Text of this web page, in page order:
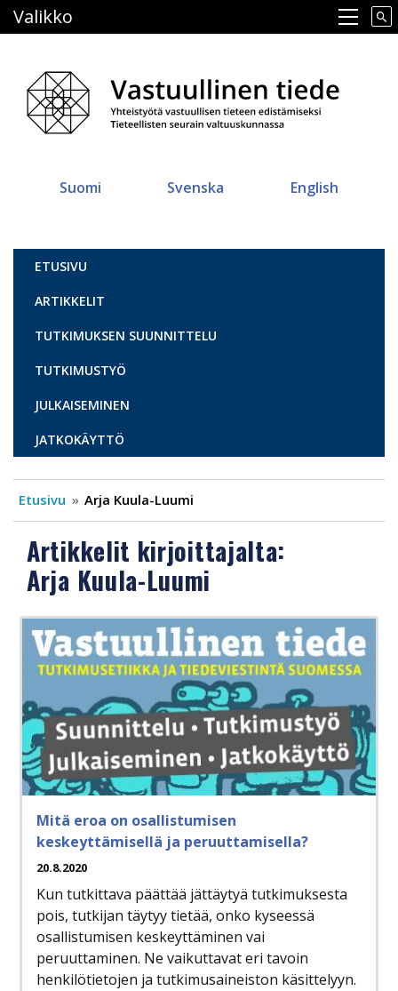
pääsisältöön
Main navigation
Valikko
Suomi Svenska English
Vastuullinen tiede
ETUSIVU
ARTIKKELIT
TUTKIMUKSEN SUUNNITTELU
TUTKIMUSTYÖ
JULKAISEMINEN
JATKOKÄYTTÖ
Etusivu Arja Kuula-Luumi
Artikkelit kirjoittajalta:
Arja Kuula-Luumi
Mitä eroa on osallistumisen
keskeyttämisellä ja peruuttamisella?
20.8.2020
Kun tutkittava päättää jättäytyä tutkimuksesta
pois, tutkijan täytyy tietää, onko kyseessä
osallistumisen keskeyttäminen vai
peruuttaminen. Ne vaikuttavat eri tavoin
henkilötietojen ja tutkimusaineiston käsittelyyn.